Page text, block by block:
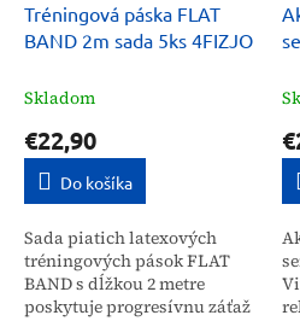
Tréningová páska FLAT
BAND 2m sada 5ks 4FIZJO
Skladom
€22,90
Do košíka
Sada piatich latexových
tréningových pások FLAT
BAND s dĺžkou 2 metre
poskytuje progresívnu záťaž